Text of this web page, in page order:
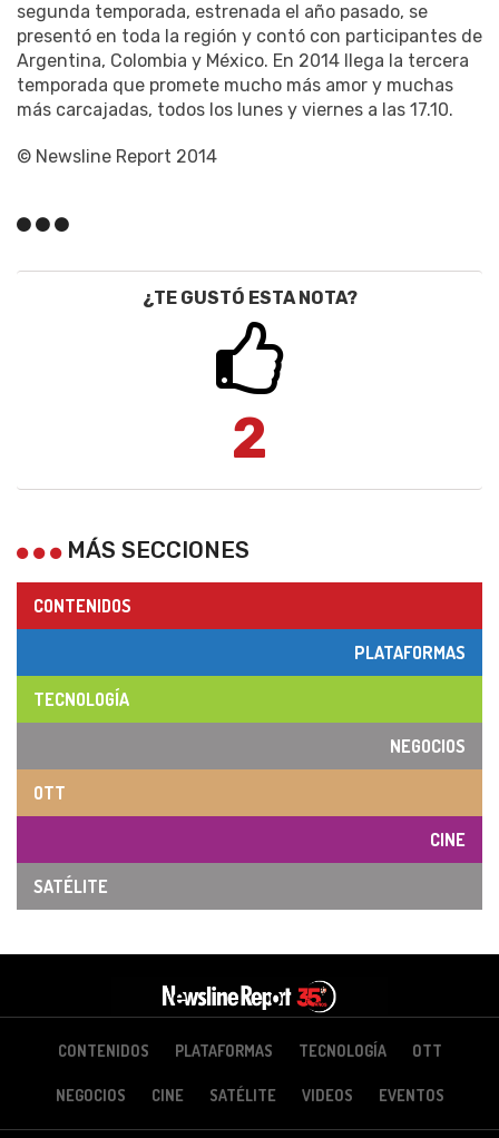
segunda temporada, estrenada el año pasado, se
presentó en toda la región y contó con participantes de
Argentina, Colombia y México. En 2014 llega la tercera
temporada que promete mucho más amor y muchas
más carcajadas, todos los lunes y viernes a las 17.10.
© Newsline Report 2014
¿TE GUSTÓ ESTA NOTA?
2
MÁS SECCIONES
CONTENIDOS
PLATAFORMAS
TECNOLOGÍA
NEGOCIOS
OTT
CINE
SATÉLITE
CONTENIDOS PLATAFORMAS TECNOLOGÍA OTT
NEGOCIOS CINE SATÉLITE VIDEOS EVENTOS